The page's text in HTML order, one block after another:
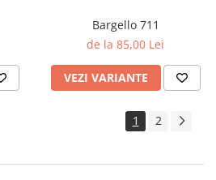
Bargello 711
de la 85,00 Lei
VEZI VARIANTE
1 2